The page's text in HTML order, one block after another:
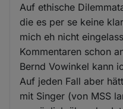
Auf ethische
die es per se keine
mich eh nicht
Kommentaren schon
Bernd Vowinkel kann
Auf jeden Fall aber
mit Singer (von MSS